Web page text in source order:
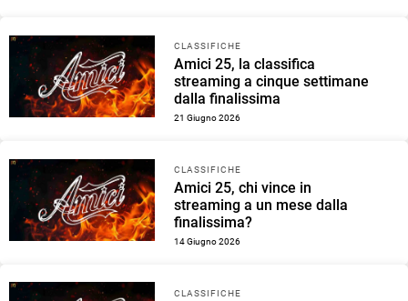
CLASSIFICHE
Amici 25, la classifica
streaming a cinque settimane
dalla finalissima
21 Giugno 2026
CLASSIFICHE
Amici 25, chi vince in
streaming a un mese dalla
finalissima?
14 Giugno 2026
CLASSIFICHE